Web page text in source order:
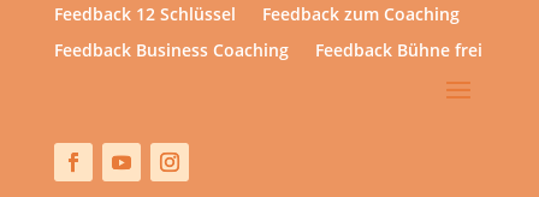
Feedback 12 Schlüssel
Feedback zum Coaching
Feedback Business Coaching
Feedback Bühne frei